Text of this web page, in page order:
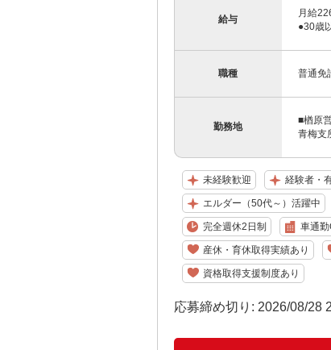
給与
月給
●30歳
職種 普通免
勤務地
■楢原
青梅
未経験歓迎 経験者・
エルダー（50代～）活躍中
完全週休2日制 車通勤
産休・育休取得実績あり
資格取得支援制度あり
応募締め切り: 2026/08/28